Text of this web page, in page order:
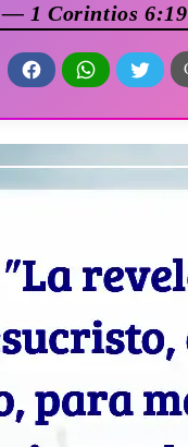
— 1 Corintios 6:19